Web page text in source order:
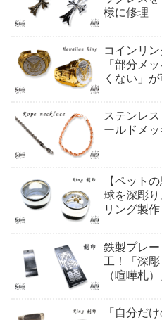
様に修理
コインリ
「部分メ
くない」
ステンレ
ールドメ
【ペット
球を深彫
リング製作
鉄製プレ
工！「深
（喧嘩札
「自分だ